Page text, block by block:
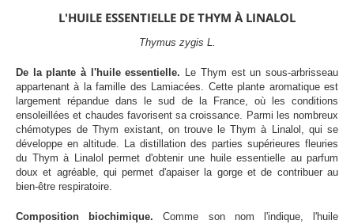
L'HUILE ESSENTIELLE DE THYM À LINALOL
Thymus zygis L.
De la plante à l'huile essentielle. Le Thym est un sous-arbrisseau
appartenant à la famille des Lamiacées. Cette plante aromatique est
largement répandue dans le sud de la France, où les conditions
ensoleillées et chaudes favorisent sa croissance. Parmi les nombreux
chémotypes de Thym existant, on trouve le Thym à Linalol, qui se
développe en altitude. La distillation des parties supérieures fleuries
du Thym à Linalol permet d'obtenir une huile essentielle au parfum
doux et agréable, qui permet d'apaiser la gorge et de contribuer au
bien-être respiratoire.
Composition biochimique.Comme son nom l'indique, l'huile